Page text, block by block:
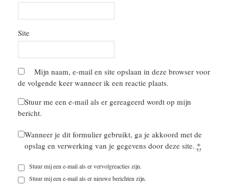
Site
Mijn naam, e-mail en site opslaan in deze browser voor
de volgende keer wanneer ik een reactie plaats.
Stuur me een e-mail als er gereageerd wordt op mijn
bericht.
Wanneer je dit formulier gebruikt, ga je akkoord met de
opslag en verwerking van je gegevens door deze site. *
Stuur mij een e-mail als er vervolgreacties zijn.
Stuur mij een e-mail als er nieuwe berichten zijn.